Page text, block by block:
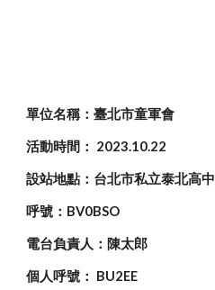
單位名稱：臺北市童軍會
活動時間： 2023.10.22
設站地點：台北市私立泰北高中
呼號：BV0BSO
電台負責人：陳太郎
個人呼號： BU2EE